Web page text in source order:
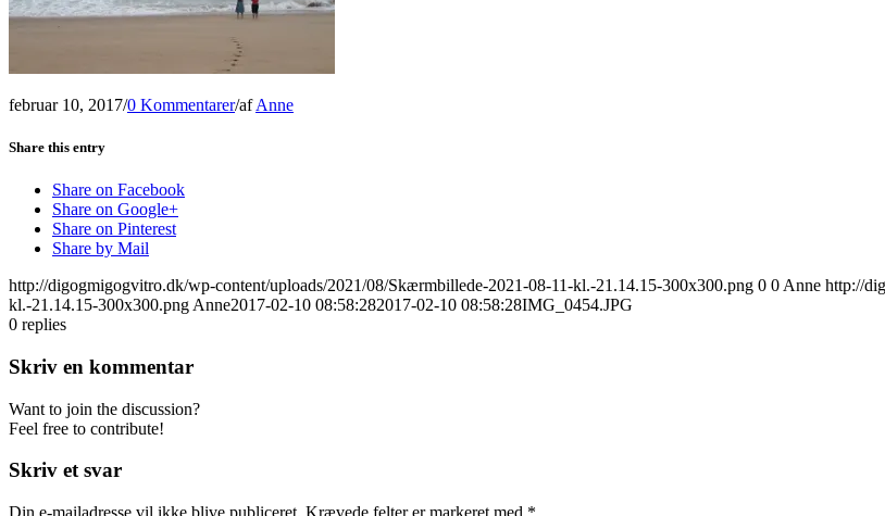
februar 10, 2017/0 Kommentarer/afAnne
Share this entry
Share on Facebook
Share on Google+
Share on Pinterest
Share by Mail
http://digogmigogvitro.dk/wp-content/uploads/2021/08/Skærmbillede-2021-08-11-kl.-21.14.15-300x300.png 0 0 Anne http://
kl.-21.14.15-300x300.png Anne2017-02-10 08:58:282017-02-10 08:58:28IMG_0454.JPG
0 replies
Skriv en kommentar
Want to join the discussion?
Feel free to contribute!
Skriv et svar
Din e-mailadresse vil ikke blive publiceret. Krævede felter er markeret med *